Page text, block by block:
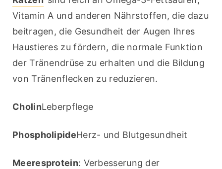
Vitamin A und anderen Nährstoffen, die dazu
beitragen, die Gesundheit der Augen Ihres
Haustieres zu fördern, die normale Funktion
der Tränendrüse zu erhalten und die Bildung
von Tränenflecken zu reduzieren.
CholinLeberpflege
PhospholipideHerz- und Blutgesundheit
Meeresprotein: Verbesserung der